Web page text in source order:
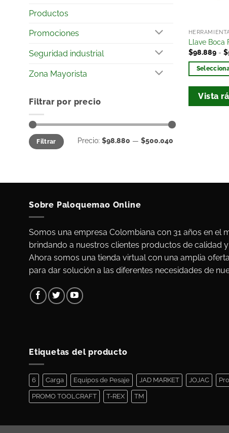
Productos
Promociones
Seguridad industrial
Zona Mayorista
Filtrar por precio
Filtrar Precio: $98.880 — $500.040
Llave Boca
$98.889 - $
Vista
Sobre Paloquemao Online
Somos una empresa Colombiana con 31 años en el
brindando a nuestros clientes productos de calidad
Ahora somos una tienda virtual con una amplia
para dar solución a las diferentes necesidades de
Etiquetas del producto
6 Carga Equipos de Pesaje JAD MARKET JOJAC
PROMO TOOLCRAFT T-REX TM